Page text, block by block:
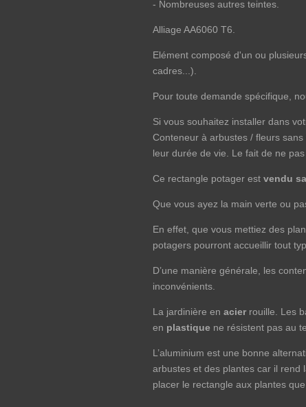
- Nombreuses autres teintes.
Alliage AA6060 T6.
Elément composé d'un ou
cadres...).
Pour toute demande spécifique,
Si vous souhaitez installer dans
Conteneur à arbustes / fleurs
leur durée de vie. Le fait de ne
Ce rectangle potager est vendu
Que vous ayez la main verte ou
En effet, que vous mettiez des
potagers pourront accueillir tout
D’une manière générale, les
inconvénients.
La jardinière en acier rouille. Les
en plastique ne résistent pas au
L’aluminium est une bonne
arbustes et des plantes car il rend
placer le rectangle aux plantes